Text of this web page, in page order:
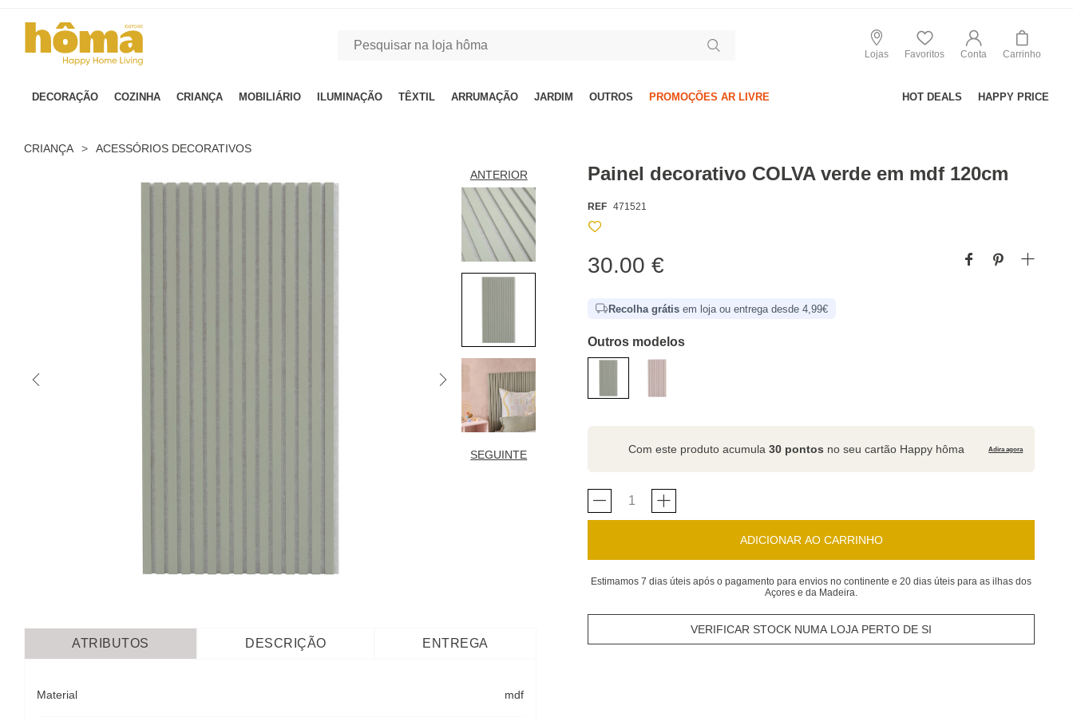
Lojas Favoritos Conta Carrinho
DECORAÇÃO COZINHA CRIANÇA MOBILIÁRIO ILUMINAÇÃO TÊXTIL ARRUMAÇÃO JARDIM OUTROS PROMOÇÕES AR LIVRE HOT DEALS HAPPY PRICE
CRIANÇA > ACESSÓRIOS DECORATIVOS
ANTERIOR
SEGUINTE
Painel decorativo COLVA verde em mdf 120cm
REF 471521
30.00 €
Recolha grátis em loja ou entrega desde 4,99€
Outros modelos
Com este produto acumula30 pontos no seu cartão Happy hôma Adira agora
ADICIONAR AO CARRINHO
Estimamos 7 dias úteis após o pagamento para envios no continente e 20 dias úteis para as ilhas dos
Açores e da Madeira.
VERIFICAR STOCK NUMA LOJA PERTO DE SI
ATRIBUTOS DESCRIÇÃO ENTREGA
Material mdf